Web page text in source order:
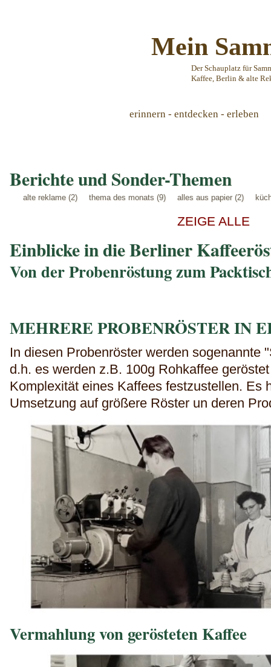
Mein
Der Schauplatz für
Kaffee, Berlin & alte
erinnern - entdecken - erleben
Berichte und Sonder-Themen
alte reklame (2) thema des monats (9) alles aus papier (2)
ZEIGE ALLE
Einblicke in die Berliner
Von der Probenröstung zum
MEHRERE PROBENRÖSTER IN
In diesen Probenröster werden sogenannte
d.h. es werden z.B. 100g Rohkaffee
Komplexität eines Kaffees festzustellen. Es
Umsetzung auf größere Röster un deren
Vermahlung von gerösteten Kaffee